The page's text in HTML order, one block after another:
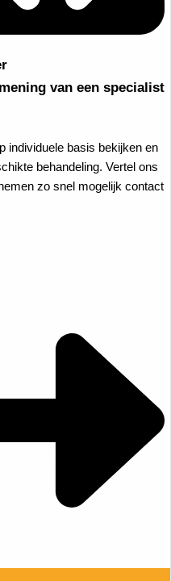
van een specialist
individuele basis bekijken en
behandeling. Vertel ons
zo snel mogelijk contact